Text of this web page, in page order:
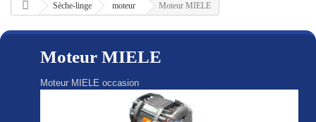
Sèche-linge moteur Moteur MIELE
Moteur MIELE
Moteur MIELE occasion